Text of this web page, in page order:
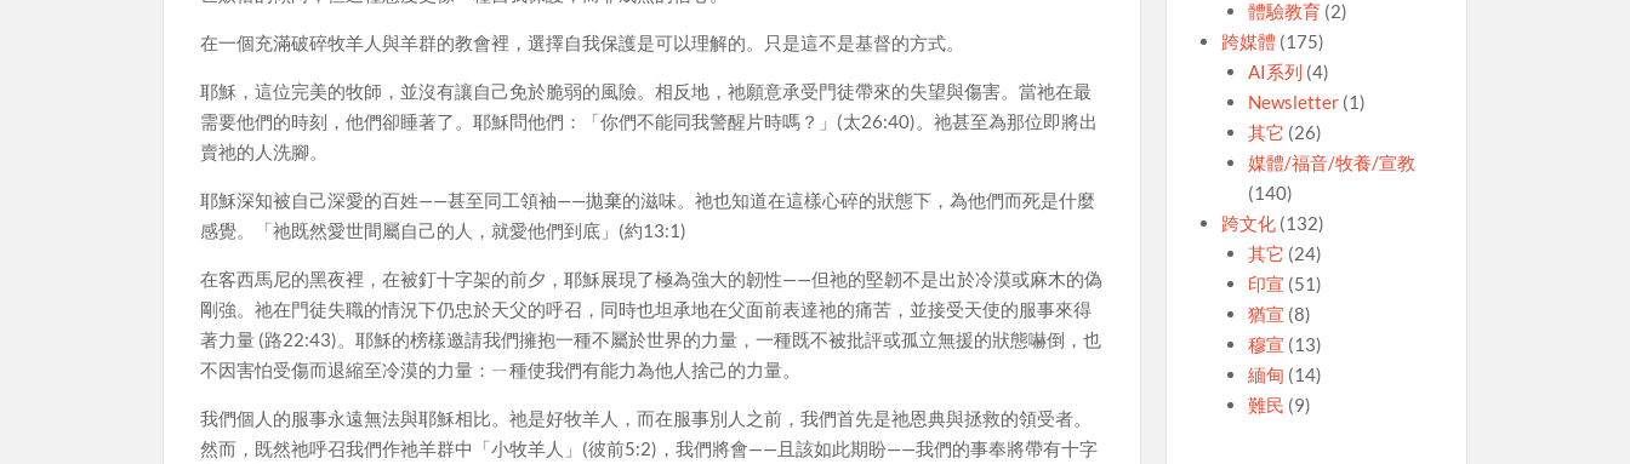
在一個充滿破碎牧羊人與羊群的教會裡，選擇自我保護是可以理解的。只是這不是基督的方式。
耶穌，這位完美的牧師，並沒有讓自己免於脆弱的風險。相反地，祂願意承受門徒帶來的失望與傷害。當祂在最
需要他們的時刻，他們卻睡著了。耶穌問他們：「你們不能同我警醒片時嗎？」(太26:40)。祂甚至為那位即將出
賣祂的人洗腳。
耶穌深知被自己深愛的百姓——甚至同工領袖——拋棄的滋味。祂也知道在這樣心碎的狀態下，為他們而死是什麼
感覺。「祂既然愛世間屬自己的人，就愛他們到底」(約13:1)
在客西馬尼的黑夜裡，在被釘十字架的前夕，耶穌展現了極為強大的韌性——但祂的堅韌不是出於冷漠或麻木的偽
剛強。祂在門徒失職的情況下仍忠於天父的呼召，同時也坦承地在父面前表達祂的痛苦，並接受天使的服事來得
著力量 (路22:43)。耶穌的榜樣邀請我們擁抱一種不屬於世界的力量，一種既不被批評或孤立無援的狀態嚇倒，也
不因害怕受傷而退縮至冷漠的力量：ㄧ種使我們有能力為他人捨己的力量。
我們個人的服事永遠無法與耶穌相比。祂是好牧羊人，而在服事別人之前，我們首先是祂恩典與拯救的領受者。
然而，既然祂呼召我們作祂羊群中「小牧羊人」(彼前5:2)，我們將會——且該如此期盼——我們的事奉將帶有十字
體驗教育 (2)
跨媒體 (175)
AI系列 (4)
Newsletter (1)
其它 (26)
媒體/福音/牧養/宣教
(140)
跨文化 (132)
其它 (24)
印宣 (51)
猶宣 (8)
穆宣 (13)
緬甸 (14)
難民 (9)